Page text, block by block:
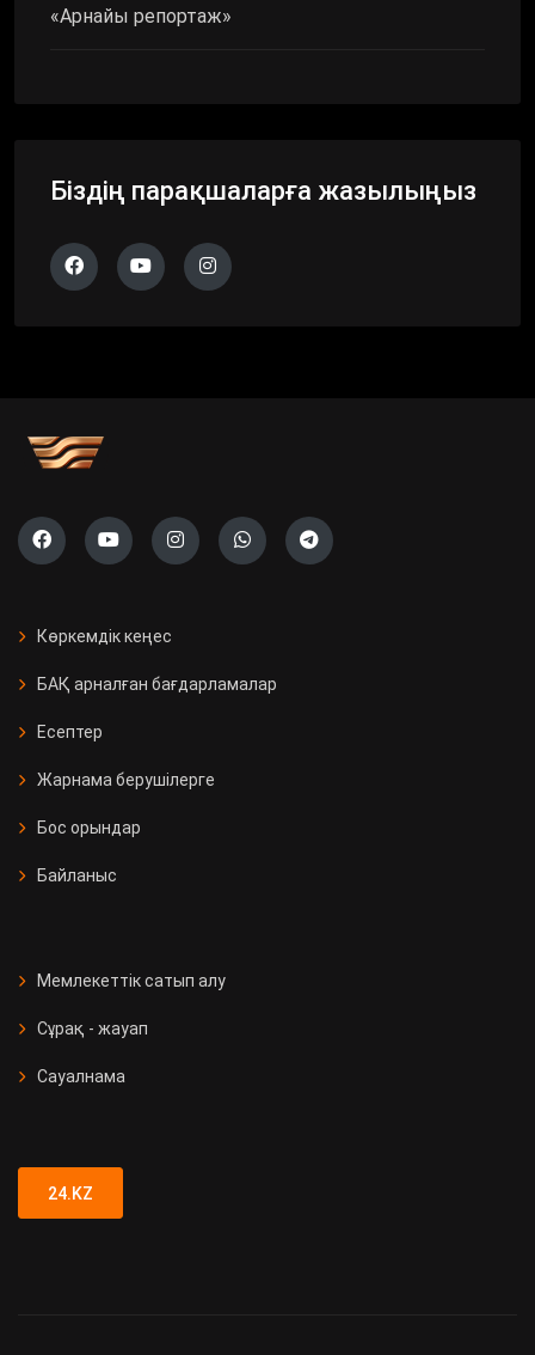
«Арнайы репортаж»
Біздің парақшаларға жазылыңыз
Көркемдік кеңес
БАҚ арналған бағдарламалар
Есептер
Жарнама берушілерге
Бос орындар
Байланыс
Мемлекеттік сатып алу
Сұрақ - жауап
Сауалнама
24.KZ